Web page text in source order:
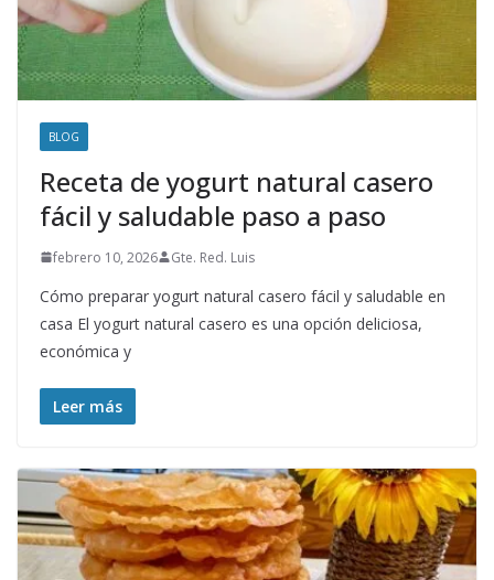
BLOG
Receta de yogurt natural casero
fácil y saludable paso a paso
febrero 10, 2026 Gte. Red. Luis
Cómo preparar yogurt natural casero fácil y saludable en
casa El yogurt natural casero es una opción deliciosa,
económica y
Leer más